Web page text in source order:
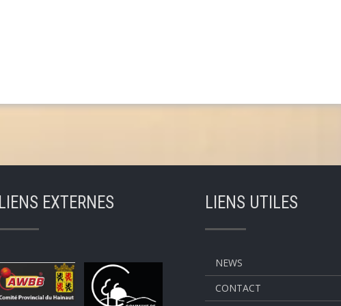
LIENS EXTERNES LIENS UTILES
NEWS
CONTACT